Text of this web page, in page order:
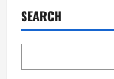
SEARCH